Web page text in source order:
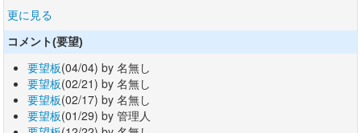
更に見る
コメント(要望)
要望板(04/04) by 名無し
要望板(02/21) by 名無し
要望板(02/17) by 名無し
要望板(01/29) by 管理人